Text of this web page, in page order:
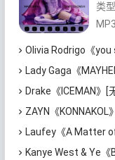
类
Olivia Rodrigo《you seem pretty
Lady Gaga《MAYHEM
Drake《ICEMAN》
ZAYN《
Laufey《A Matter of Time
Kanye West & Ye《